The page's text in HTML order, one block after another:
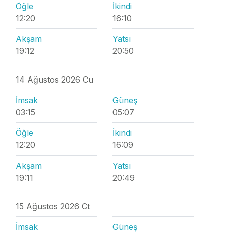
Öğle
12:20
İkindi
16:10
Akşam
19:12
Yatsı
20:50
14 Ağustos 2026 Cu
İmsak
03:15
Güneş
05:07
Öğle
12:20
İkindi
16:09
Akşam
19:11
Yatsı
20:49
15 Ağustos 2026 Ct
İmsak
Güneş